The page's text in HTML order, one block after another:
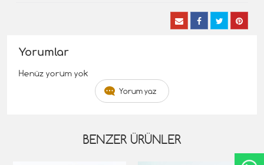
Yorumlar
Henüz yorum yok
Yorum yaz
BENZER ÜRÜNLER